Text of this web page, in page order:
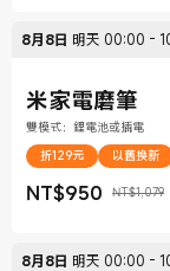
8月8日 明天 00:00 -
米家電磨筆
雙模式：鋰電池或插電
折129元
以舊換新
NT$950
現價 NT$950 NT$1,079
銷售價格 NT$1,079
8月8日 明天 00:00 -